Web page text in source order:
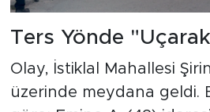
Ters Yönde
Olay, İstiklal Mahallesi
üzerinde meydana geldi.